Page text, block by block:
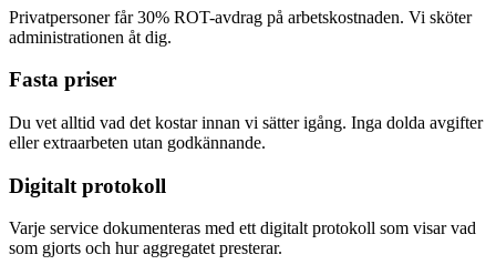
Privatpersoner får 30% ROT-avdrag på arbetskostnaden. Vi sköter
administrationen åt dig.
Fasta priser
Du vet alltid vad det kostar innan vi sätter igång. Inga dolda avgifter
eller extraarbeten utan godkännande.
Digitalt protokoll
Varje service dokumenteras med ett digitalt protokoll som visar vad
som gjorts och hur aggregatet presterar.